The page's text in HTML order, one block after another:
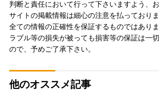
判断と責任において行って下さいますよう、
サイトの掲載情報は細心の注意を払っており
全ての情報の正確性を保証するものではあり
ラブル等の損失が被っても損害等の保証は一
ので、予めご了承下さい。
他のオススメ記事